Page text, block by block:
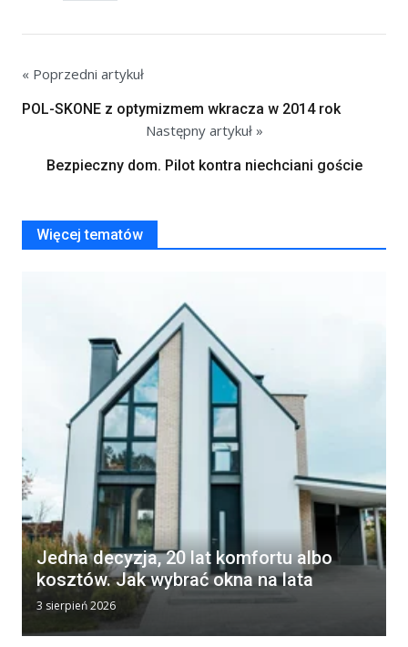
« Poprzedni artykuł
POL-SKONE z optymizmem wkracza w 2014 rok
Następny artykuł »
Bezpieczny dom. Pilot kontra niechciani goście
Więcej tematów
Jedna decyzja, 20 lat komfortu albo
kosztów. Jak wybrać okna na lata
3 sierpień 2026